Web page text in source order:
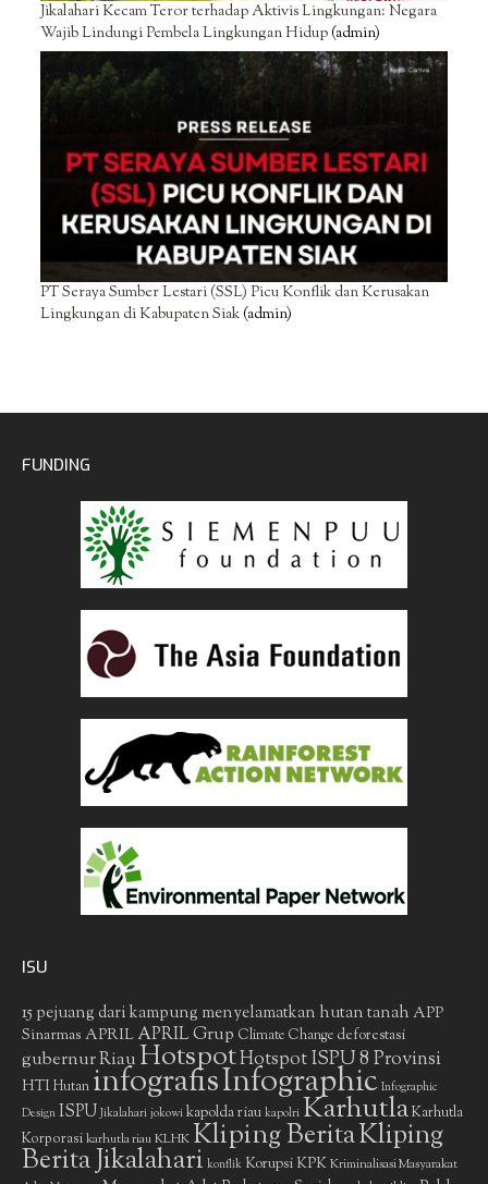
Jikalahari Kecam Teror terhadap Aktivis Lingkungan: Negara
Wajib Lindungi Pembela Lingkungan Hidup(admin)
PT Seraya Sumber Lestari (SSL) Picu Konflik dan Kerusakan
Lingkungan di Kabupaten Siak(admin)
FUNDING
ISU
15 pejuang dari kampung menyelamatkan hutan tanah APP
Sinarmas APRIL APRIL Grup Climate Change deforestasi
gubernur RiauHotspotHotspot ISPU 8 Provinsi
HTIHutan infografisInfographic Infographic
Design ISPU Jikalahari jokowi kapolda riau kapolri KarhutlaKarhutla
Korporasikarhutla riauKLHKKliping BeritaKliping
Berita Jikalahari konflik Korupsi KPKKriminalisasi Masyarakat